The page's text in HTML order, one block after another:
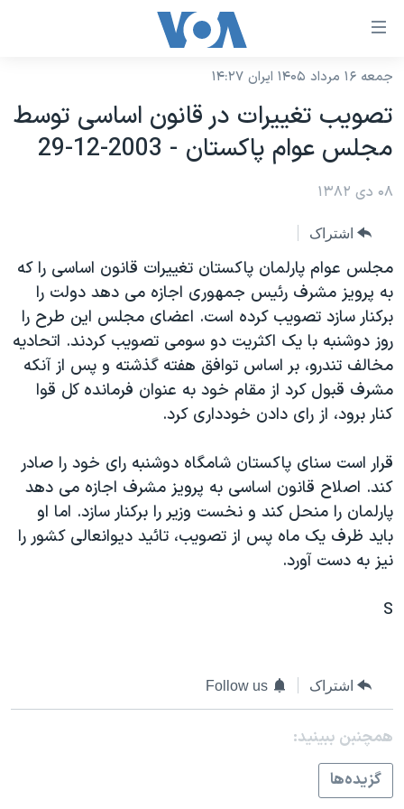
لینکهای
دسترسی
جهش
محتوای
اصلی
جهش
صفحه
اصلی
جهش
به
جستجو
نسخه سبک وب‌سایت
موضوع ها
ایران
آمریکا
جهان
ورزشی
گزیده‌ها
ویژه برنامه‌ها
ویدیوها
فرهنگ و زندگی
حقوق شهروندی
اقتصادی
علم و فناوری
اسرائیل در جنگ
برنامه های تلویزیونی
جدول برنامه ها
صفحه‌های ویژه
جام جهانی ۲۰۲۶
عملیات خشم حماسی
۲۵۰سالگی آمریکا
بایگانی برنامه‌های تلویزیونی
مستندها
انتخابات ریاست جمهوری آمریکا ۲۰۲۴
حمله جمهوری اسلامی به اسرائیل
رمز مهسا
ورزش زنان در ایران
دادگاه حمید نوری
چهل سال گروگان‌گیری
قانون شفافیت دارائی کادر رهبری ایران
اعتراضات مردمی آبان ۹۸
فرکانس‌های صدای آمریکا
پخش رادیویی
یادگیری زبان انگلیسی
دنبال کنید
زبانهای مختلف
جمعه ۱۶ مرداد ۱۴۰۵ ایران ۱۴:۲۷
تصويب تغييرات در قانون اساسی توسط
مجلس عوام پاکستان - 2003-12-29
۰۸ دی ۱۳۸۲
اشتراک
مجلس عوام پارلمان پاکستان تغييرات قانون اساسی را که
به پرويز مشرف رئيس جمهوری اجازه می دهد دولت را
برکنار سازد تصويب کرده است. اعضای مجلس اين طرح را
روز دوشنبه با يک اکثريت دو سومی تصويب کردند. اتحاديه
مخالف تندرو، بر اساس توافق هفته گذشته و پس از آنکه
مشرف قبول کرد از مقام خود به عنوان فرمانده کل قوا
کنار برود، از رای دادن خودداری کرد.
قرار است سنای پاکستان شامگاه دوشنبه رای خود را صادر
کند. اصلاح قانون اساسی به پرويز مشرف اجازه می دهد
پارلمان را منحل کند و نخست وزير را برکنار سازد. اما او
بايد ظرف يک ماه پس از تصويب، تائيد ديوانعالی کشور را
نيز به دست آورد.
S
اشتراک Follow us
همچنبن ببینید:
گزيده‌ها